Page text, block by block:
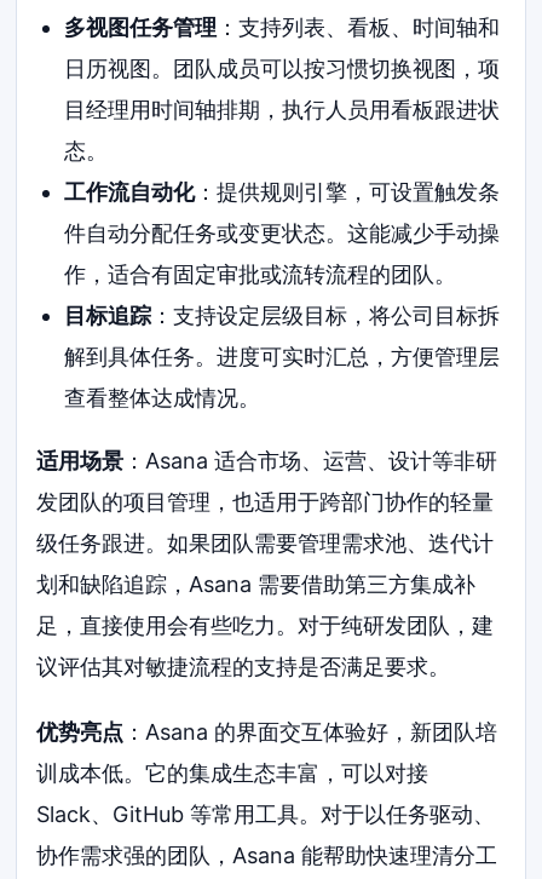
多视图任务管理 ：支持列表、看板、时间轴和
日历视图。团队成员可以按习惯切换视图，项
目经理用时间轴排期，执行人员用看板跟进状
态。
工作流自动化：提供规则引擎，可设置触发条
件自动分配任务或变更状态。这能减少手动操
作，适合有固定审批或流转流程的团队。
目标追踪：支持设定层级目标，将公司目标拆
解到具体任务。进度可实时汇总，方便管理层
查看整体达成情况。
适用场景 ：Asana 适合市场、运营、设计等非研
发团队的项目管理，也适用于跨部门协作的轻量
级任务跟进。如果团队需要管理需求池、迭代计
划和缺陷追踪，Asana 需要借助第三方集成补
足，直接使用会有些吃力。对于纯研发团队，建
议评估其对敏捷流程的支持是否满足要求。
优势亮点 ：Asana 的界面交互体验好，新团队培
训成本低。它的集成生态丰富，可以对接
Slack、GitHub 等常用工具。对于以任务驱动、
协作需求强的团队，Asana 能帮助快速理清分工